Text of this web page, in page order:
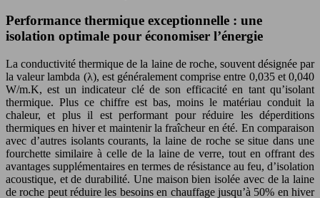
Performance thermique exceptionnelle : une
isolation optimale pour économiser l’énergie
La conductivité thermique de la laine de roche, souvent désignée par
la valeur lambda (λ), est généralement comprise entre 0,035 et 0,040
W/m.K, est un indicateur clé de son efficacité en tant qu’isolant
thermique. Plus ce chiffre est bas, moins le matériau conduit la
chaleur, et plus il est performant pour réduire les déperditions
thermiques en hiver et maintenir la fraîcheur en été. En comparaison
avec d’autres isolants courants, la laine de roche se situe dans une
fourchette similaire à celle de la laine de verre, tout en offrant des
avantages supplémentaires en termes de résistance au feu, d’isolation
acoustique, et de durabilité. Une maison bien isolée avec de la laine
de roche peut réduire les besoins en chauffage jusqu’à 50% en hiver